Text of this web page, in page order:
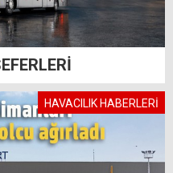
HAVACILIK HABERLERİ